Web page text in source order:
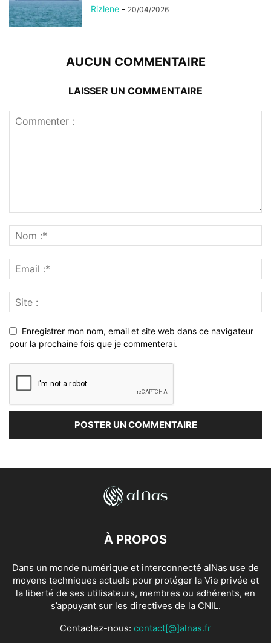
Rizlene - 20/04/2026
AUCUN COMMENTAIRE
LAISSER UN COMMENTAIRE
Enregistrer mon nom, email et site web dans ce navigateur
pour la prochaine fois que je commenterai.
À PROPOS
Dans un monde numérique et interconnecté alNas use de
moyens techniques actuels pour protéger la Vie privée et
la liberté de ses utilisateurs, membres ou adhérents, en
s’appuyant sur les directives de la CNIL.
Contactez-nous: contact[@]alnas.fr